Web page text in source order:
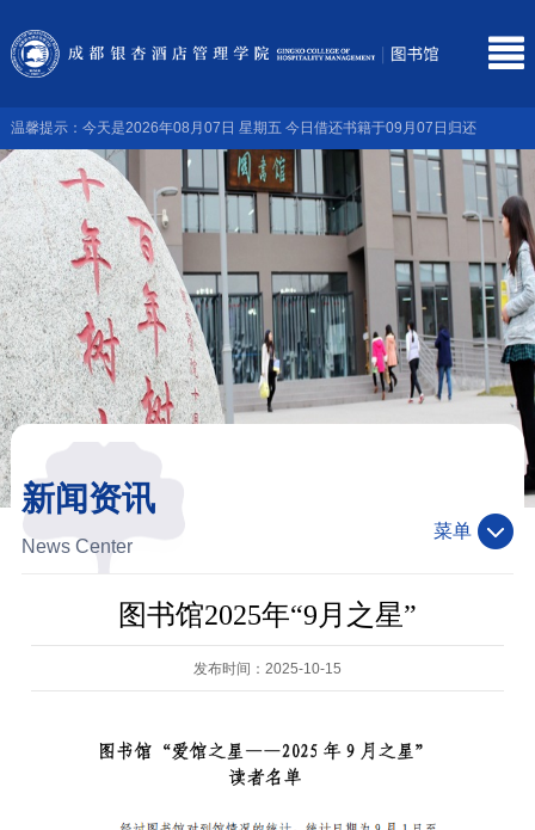
温馨提示：今天是2026年08月07日 星期五 今日借还书籍于09月07日归还
新闻资讯
News Center
菜单
图书馆2025年“9月之星”
发布时间：2025-10-15